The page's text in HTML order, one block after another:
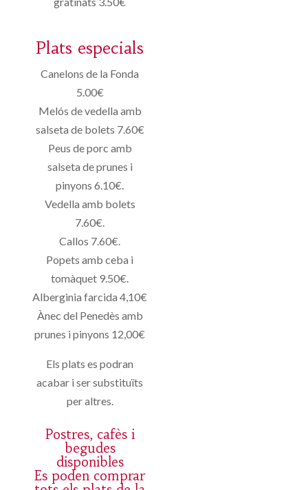
Plats especials
Canelons de la Fonda
5.00€
Melós de vedella amb
salseta de bolets 7.60€
Peus de porc amb
salseta de prunes i
pinyons 6.10€.
Vedella amb bolets
7.60€.
Callos 7.60€.
Popets amb ceba i
tomàquet 9.50€.
Alberginia farcida 4,10€
Ànec del Penedès amb
prunes i pinyons 12,00€
Els plats es podran
acabar i ser substituïts
per altres.
Postres, cafès i
begudes
disponibles
Es poden comprar